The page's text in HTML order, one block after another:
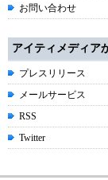
お問い合わせ
アイティメディア
プレスリリース
メールサービス
RSS
Twitter